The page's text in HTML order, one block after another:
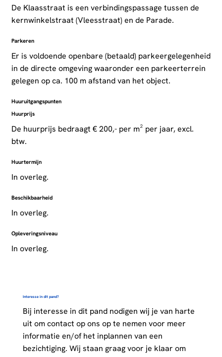
De Klaasstraat is een verbindingspassage tussen de
kernwinkelstraat (Vleesstraat) en de Parade.
Parkeren
Er is voldoende openbare (betaald) parkeergelegenheid
in de directe omgeving waaronder een parkeerterrein
gelegen op ca. 100 m afstand van het object.
Huuruitgangspunten
Huurprijs
De huurprijs bedraagt € 200,- per m² per jaar, excl. ​
btw.
Huurtermijn
In overleg.
Beschikbaarheid
In overleg.
Opleveringsniveau
In overleg.
Interesse in dit pand?
Bij interesse in dit pand nodigen wij je van harte
uit om contact op ons op te nemen voor meer
informatie en/of het inplannen van een
bezichtiging. Wij staan graag voor je klaar om